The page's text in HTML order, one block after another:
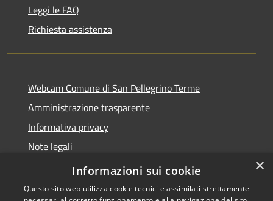
Leggi le FAQ
Richiesta assistenza
Webcam Comune di San Pellegrino Terme
Amministrazione trasparente
Informativa privacy
Note legali
Dichiarazione di accessibilità
×
Informazioni sui cookie
Questo sito web utilizza cookie tecnici e assimilati strettamente